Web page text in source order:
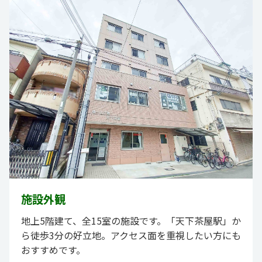
施設外観
地上5階建て、全15室の施設です。「天下茶屋駅」か
ら徒歩3分の好立地。アクセス面を重視したい方にも
おすすめです。